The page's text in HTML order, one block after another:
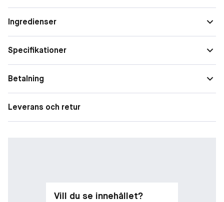
behandling.
Ingredienser
Specifikationer
Betalning
Leverans och retur
Vill du se innehållet?